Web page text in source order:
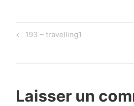
Navigation
Previous
193 – travelling1
Laisser un